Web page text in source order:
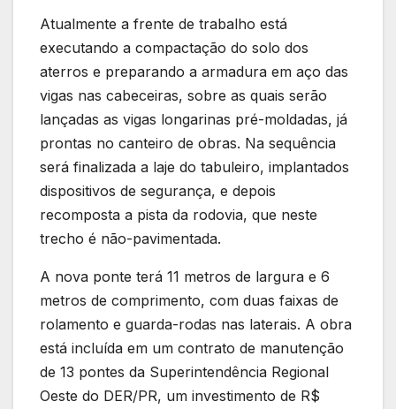
Atualmente a frente de trabalho está
executando a compactação do solo dos
aterros e preparando a armadura em aço das
vigas nas cabeceiras, sobre as quais serão
lançadas as vigas longarinas pré-moldadas, já
prontas no canteiro de obras. Na sequência
será finalizada a laje do tabuleiro, implantados
dispositivos de segurança, e depois
recomposta a pista da rodovia, que neste
trecho é não-pavimentada.
A nova ponte terá 11 metros de largura e 6
metros de comprimento, com duas faixas de
rolamento e guarda-rodas nas laterais. A obra
está incluída em um contrato de manutenção
de 13 pontes da Superintendência Regional
Oeste do DER/PR, um investimento de R$